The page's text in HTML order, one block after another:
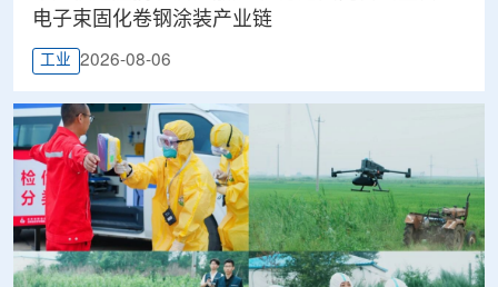
电子束固化卷钢涂装产业链
工业 2026-08-06